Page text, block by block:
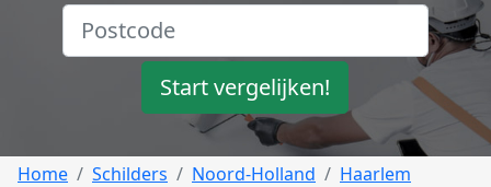
Start vergelijken!
Home Schilders Noord-Holland
Haarlem